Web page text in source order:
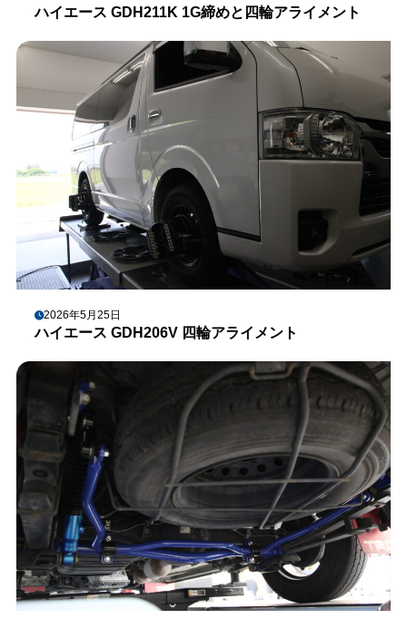
ハイエース GDH211K 1G締めと四輪アライメント
2026年5月25日
ハイエース GDH206V 四輪アライメント